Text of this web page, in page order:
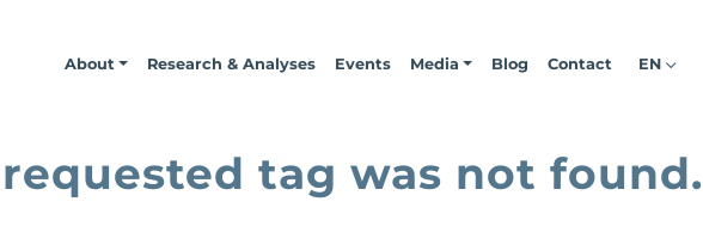
About Research & Analyses Events Media Blog Contact EN
tag was not found.